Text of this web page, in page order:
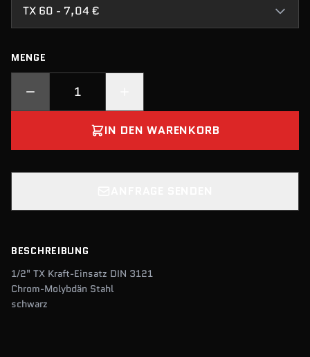
TX 60 - 7,04 €
MENGE
IN DEN WARENKORB
BESCHREIBUNG
1/2" TX Kraft-Einsatz DIN 3121
Chrom-Molybdän Stahl
schwarz